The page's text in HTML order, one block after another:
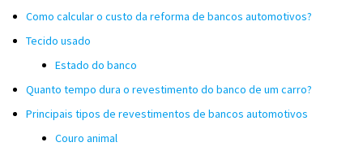
Como calcular o custo da reforma de bancos automotivos?
Tecido usado
Estado do banco
Quanto tempo dura o revestimento do banco de um carro?
Principais tipos de revestimentos de bancos automotivos
Couro animal